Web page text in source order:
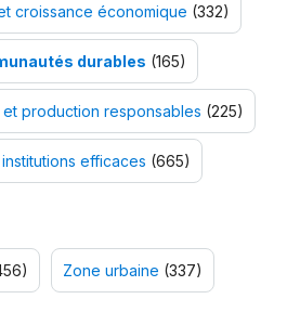
croissance économique (332)
durables (165)
et production responsables (225)
efficaces (665)
Zone urbaine (337)